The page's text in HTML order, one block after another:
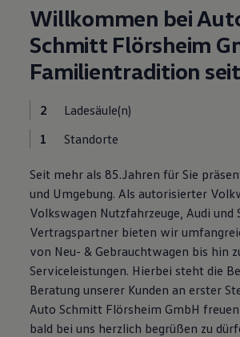
Schutz und Pflege
Transport
Entertainment und
Individualisieren
Wallbox und Ladekabel
Digitale Extras
Volkswagen Apps, Login
Updates für Software,
Vorgängermodelle
Kundeninformationen
Volkswagen
Warn- und
Assistenzsysteme
Digitale Betriebsanleitung
Live Beratung
Magazin
Lifestyle
Transport
Familie
Elektromobilität
Willkommen bei
Schmitt Flörsheim
Familientradition
2
Ladesäule(n)
1
Standorte
Seit mehr als 85.Jahren für Sie
und Umgebung. Als autorisierter
Volkswagen Nutzfahrzeuge, Audi und
Vertragspartner bieten wir
von Neu- & Gebrauchtwagen bis hin
Serviceleistungen. Hierbei steht die
Beratung unserer Kunden an erster
Auto Schmitt Flörsheim GmbH freuen
bald bei uns herzlich begrüßen zu